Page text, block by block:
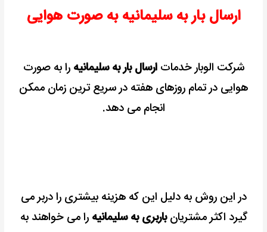
ارسال بار به سلیمانیه به صورت هوایی
شرکت الوبار خدماتارسال بار به سلیمانیه را به صورت
هوایی در تمام روزهای هفته در سریع ترین زمان ممکن
انجام می دهد.
در این روش به دلیل این که هزینه بیشتری را دربر می
گیرد اکثر مشتریانباربری به سلیمانیه را می خواهند به